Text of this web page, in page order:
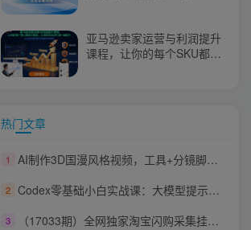
亚马逊卖家运营与利润提升
课程，让你的每个SKU都成
热门文章
1 AI制作3D国漫风格视频，工具+分镜脚本制作+图片视频生成全流程
2 Codex零基础小白实战课：大模型提示词深度教学，技能工作流搭建多场景落地教程
3 （17033期）全网独家淘宝闪购采集挂机项目 单窗口轻松日入40+